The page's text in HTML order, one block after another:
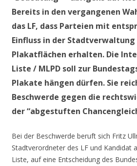
Bereits in den vergangenen
das LF, dass Parteien mit
Einfluss in der
Plakatflächen erhalten. Die
Liste / MLPD soll zur
Plakate hängen dürfen. Sie
Beschwerde gegen die
der “abgestuften
Bei der Beschwerde beruft sich Fritz
Stadtverordneter des LF und Kandidat
Liste, auf eine Entscheidung des